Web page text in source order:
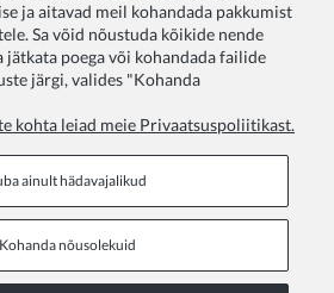
kleit Nadine
ja aitavad meil kohandada pakkumist
Sa võid nõustuda kõikide nende
jätkata poega või kohandada failide
järgi, valides "Kohanda
kohta leiad meie Privaatsuspoliitikast.
ainult hädavajalikud
Kohanda nõusolekuid